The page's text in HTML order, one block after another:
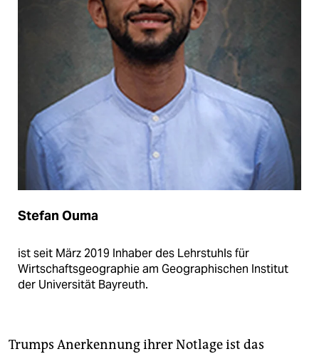
Stefan Ouma
ist seit März 2019 Inhaber des Lehrstuhls für
Wirtschaftsgeographie am Geographischen Institut
der Universität Bayreuth.
Trumps Anerkennung ihrer Notlage ist das